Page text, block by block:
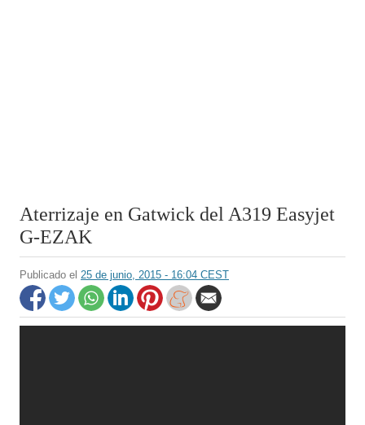
Aterrizaje en Gatwick del A319 Easyjet
G-EZAK
Publicado el 25 de junio, 2015 - 16:04 CEST